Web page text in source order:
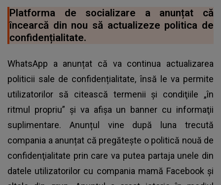
Platforma de socializare a anunțat că
încearcă din nou să actualizeze politica de
confidențialitate.
WhatsApp a anunțat că va continua actualizarea
politicii sale de confidențialitate, însă le va permite
utilizatorilor să citească termenii şi condiţiile „în
ritmul propriu” şi va afişa un banner cu informaţii
suplimentare. Anunțul vine după luna trecută
compania a anunțat că pregăteşte o politică nouă de
confidenţialitate prin care va putea partaja unele din
datele utilizatorilor cu compania mamă Facebook şi